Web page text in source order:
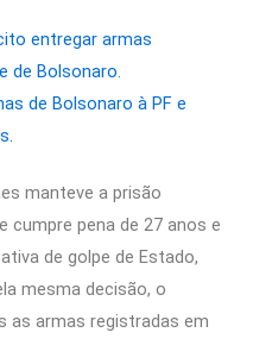
entregar armas
de Bolsonaro.
de Bolsonaro à PF e
manteve a prisão
cumpre pena de 27 anos e
de golpe de Estado,
mesma decisão, o
as armas registradas em